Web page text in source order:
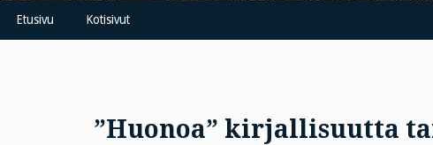
Etusivu Kotisivut
”Huonoa” kirjallisuutta